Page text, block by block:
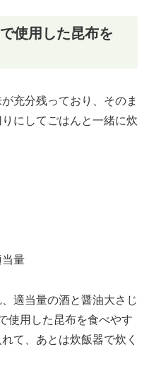
使用した昆布を
充分残っており、そのま
にしてごはんと一緒に炊
量
適当量の酒と醤油大さじ
使用した昆布を食べやす
て、あとは炊飯器で炊く